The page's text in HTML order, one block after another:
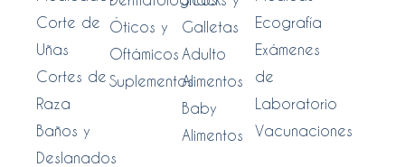
Corte de
Uñas
Cortes de
Raza
Baños y
Deslanados
Óticos y
Oftámicos
Suplementos
Galletas
Adulto
Alimentos
Baby
Alimentos
Ecografía
Exámenes
de
Laboratorio
Vacunaciones